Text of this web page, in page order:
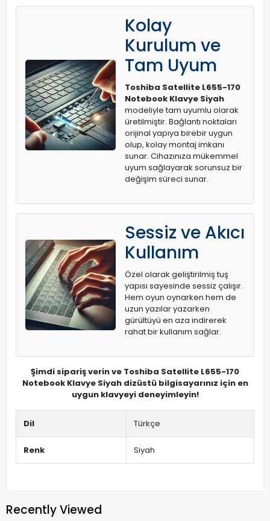
Kolay
Kurulum ve
Tam Uyum
Toshiba Satellite L655-170
Notebook Klavye Siyah
modeliyle tam uyumlu olarak
üretilmiştir. Bağlantı noktaları
orijinal yapıya birebir uygun
olup, kolay montaj imkanı
sunar. Cihazınıza mükemmel
uyum sağlayarak sorunsuz bir
değişim süreci sunar.
Sessiz ve Akıcı
Kullanım
Özel olarak geliştirilmiş tuş
yapısı sayesinde sessiz çalışır.
Hem oyun oynarken hem de
uzun yazılar yazarken
gürültüyü en aza indirerek
rahat bir kullanım sağlar.
Şimdi sipariş verin ve Toshiba Satellite L655-170
Notebook Klavye Siyah dizüstü bilgisayarınız için en
uygun klavyeyi deneyimleyin!
Dil Türkçe
Renk Siyah
Recently Viewed